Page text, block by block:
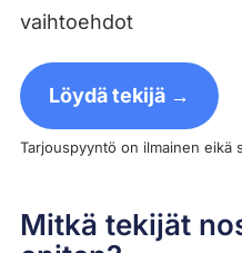
vaihtoehdot
Löydä tekijä →
Tarjouspyyntö on ilmainen eikä
Mitkä tekijät